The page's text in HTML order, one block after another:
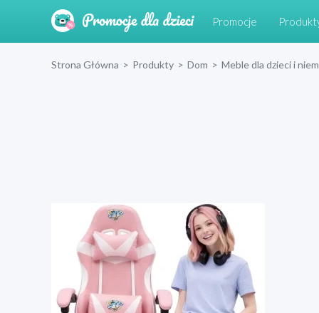
Promocje
Strona Główna > Produkty > Dom > Meble dla dzieci i